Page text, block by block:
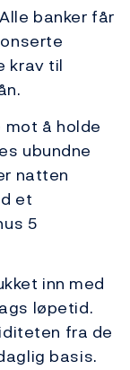
banker får
krav til
å holde
ubundne
natten
et
5
inn med
løpetid.
fra de
basis.